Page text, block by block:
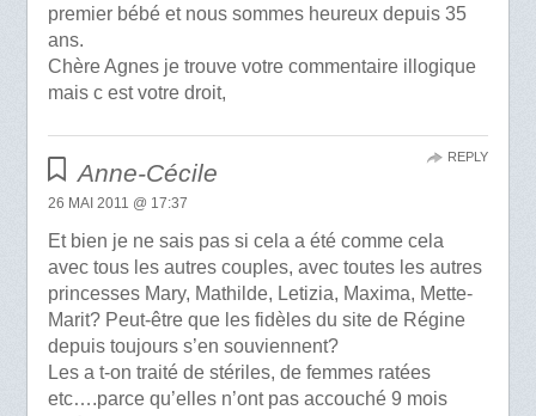
premier bébé et nous sommes heureux depuis 35
ans.
Chère Agnes je trouve votre commentaire illogique
mais c est votre droit,
Anne-Cécile
26 MAI 2011 @ 17:37
Et bien je ne sais pas si cela a été comme cela
avec tous les autres couples, avec toutes les autres
princesses Mary, Mathilde, Letizia, Maxima, Mette-
Marit? Peut-être que les fidèles du site de Régine
depuis toujours s’en souviennent?
Les a t-on traité de stériles, de femmes ratées
etc….parce qu’elles n’ont pas accouché 9 mois
REPLY